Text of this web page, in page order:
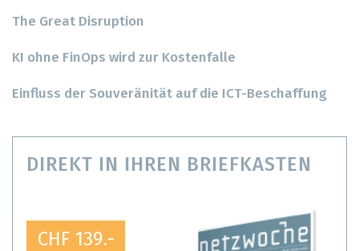
The Great Disruption
KI ohne FinOps wird zur Kostenfalle
Einfluss der Souveränität auf die ICT-Beschaffung
DIREKT IN IHREN BRIEFKASTEN
CHF 139.-